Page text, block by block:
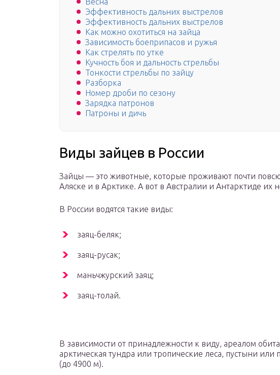
Эффективность дальних выстрелов
Эффективность дальних выстрелов
Как можно охотиться на зайца
Зависимость боеприпасов и ружья
Как стрелять по утке
Кучность боя и дальность стрельбы
Тонкости стрельбы по зайцу
Разборка
Номер дроби по сезону
Зарядка патронов
Патроны и дичь
Виды зайцев в России
Зайцы — это животные, которые проживают почти
Аляске и в Арктике. А вот в Австралии и Антарктиде их
В России водятся такие виды:
заяц-беляк;
заяц-русак;
маньчжурский заяц;
заяц-толай.
В зависимости от принадлежности к виду, ареалом
арктическая тундра или тропические леса, пустыни
(до 4900 м).